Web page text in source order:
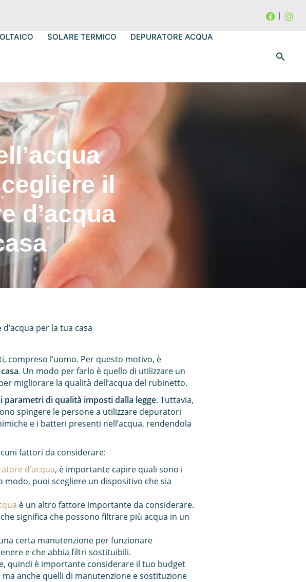
SOLARE TERMICO
DEPURATORE ACQUA
il
d’acqua
per la tua casa
compreso l’uomo. Per questo motivo, è
. Un modo per farlo è quello di utilizzare un
migliorare la qualità dell’acqua del rubinetto.
parametri di qualità imposti dalla legge. Tuttavia,
spingere le persone a utilizzare depuratori
e i batteri presenti nell’acqua, rendendola
fattori da considerare:
d’acqua, è importante capire quali sono i
puoi scegliere un dispositivo che sia
è un altro fattore importante da considerare.
significa che possono filtrare più acqua in un
certa manutenzione per funzionare
e che abbia filtri sostituibili.
quindi è importante considerare il tuo budget
anche quelli di manutenzione e sostituzione